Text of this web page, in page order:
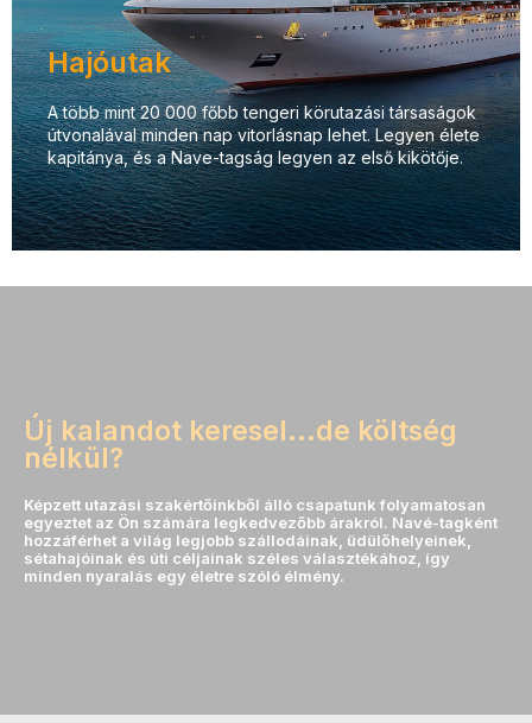
Hajóutak
A több mint 20 000 főbb tengeri körutazási társaságok
útvonalával minden nap vitorlásnap lehet. Legyen élete
kapitánya, és a Nave-tagság legyen az első kikötője.
Új kalandot keresel...de költség
nélkül?
Képzett utazási szakértőinkből álló csapatunk folyamatosan
egyeztet az Ön számára legkedvezőbb árakról. Navé-tagként
hozzáférhet a világ legjobb szállodáinak, üdülőhelyeinek,
sétahajóinak és úti céljainak széles választékához, így
minden nyaralás egy életre szóló élmény.